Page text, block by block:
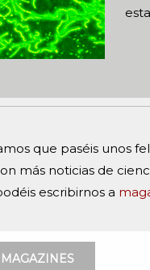
que paséis unos
más noticias de
escribirnos a